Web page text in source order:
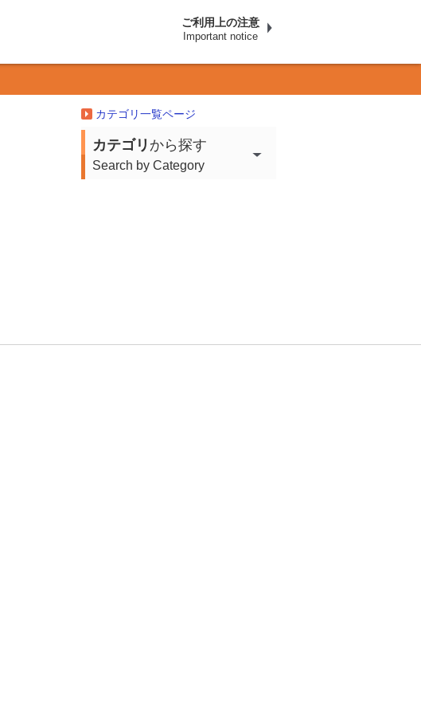
ご利用上の注意
Important notice
カテゴリ一覧ページ
カテゴリ から探す
Search by Category